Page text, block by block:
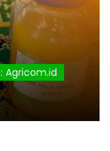
Agricom.id